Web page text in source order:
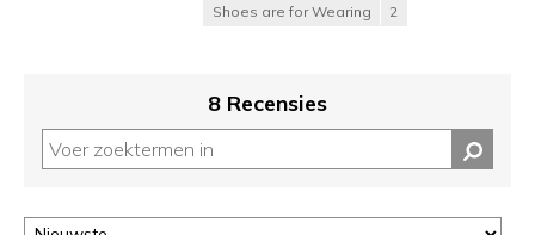
Shoes are for Wearing 2
8 Recensies